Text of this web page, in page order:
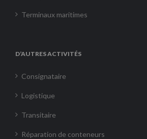
Terminaux maritimes
D’AUTRES ACTIVITÉS
Consignataire
Logistique
Transitaire
Réparation de conteneurs